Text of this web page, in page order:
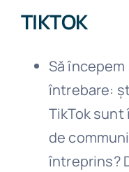
TIKTOK
Să
întrebare:
TikTok sunt
de
întreprins?